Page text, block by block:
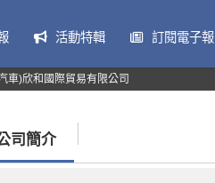
活動特輯 訂閱電子報
車)欣和國際貿易有限公司
司簡介